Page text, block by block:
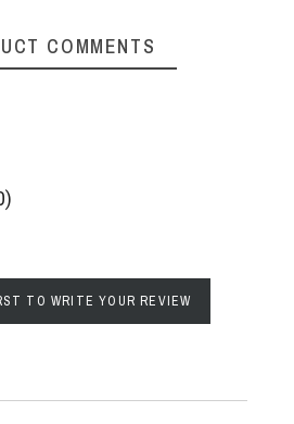
COMMENTS
TO WRITE YOUR REVIEW